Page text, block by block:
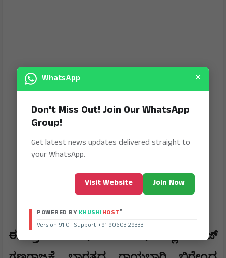
​ಈ ಪ್ರಮುಖ ಸಭೆಯ ಸಂದರ್ಭದಲ್ಲಿ ಕಿರ್ಗಿಜ್
WhatsApp ×
Don't Miss Out! Join Our WhatsApp
Group!
Get latest news updates delivered straight to
your WhatsApp.
Visit Website Join Now
POWERED BY KHUSHIHOST®
Version 91.0 | Support +91 90603 29333